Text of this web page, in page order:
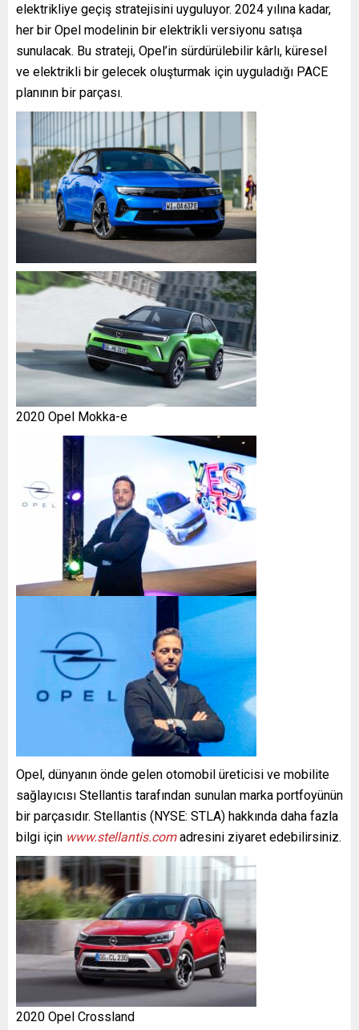
elektrikliye geçiş stratejisini uyguluyor. 2024 yılına kadar,
her bir Opel modelinin bir elektrikli versiyonu satışa
sunulacak. Bu strateji, Opel’in sürdürülebilir kârlı, küresel
ve elektrikli bir gelecek oluşturmak için uyguladığı PACE
planının bir parçası.
2020 Opel Mokka-e
Opel, dünyanın önde gelen otomobil üreticisi ve mobilite
sağlayıcısı Stellantis tarafından sunulan marka portfoyünün
bir parçasıdır. Stellantis (NYSE: STLA) hakkında daha fazla
bilgi için www.stellantis.comadresini ziyaret edebilirsiniz.
2020 Opel Crossland